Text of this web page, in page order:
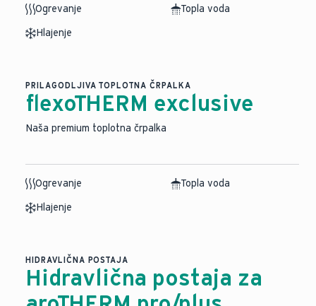
Ogrevanje
Topla voda
Hlajenje
PRILAGODLJIVA TOPLOTNA ČRPALKA
flexoTHERM exclusive
Naša premium toplotna črpalka
Ogrevanje
Topla voda
Hlajenje
HIDRAVLIČNA POSTAJA
Hidravlična postaja za